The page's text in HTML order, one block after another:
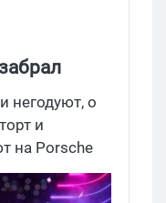
негодуют, о
и
на Porsche
гаджеты.